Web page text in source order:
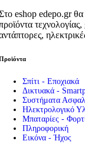
eshop edepo.gr θα
Σπίτι - Εποχιακά
Δικτυακά -
Συστήματα
Ηλεκτρολογικό
Μπαταρίες -
Πληροφορική
Εικόνα - Ήχος